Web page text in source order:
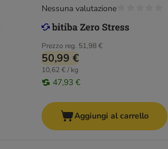
Prezzo reg. 51,98 €
50,99 €
10,62 € / kg
47,93 €
Nessuna valutazione
Aggiungi al carrello